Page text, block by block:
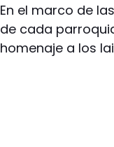
En el marco de
de cada
homenaje a los